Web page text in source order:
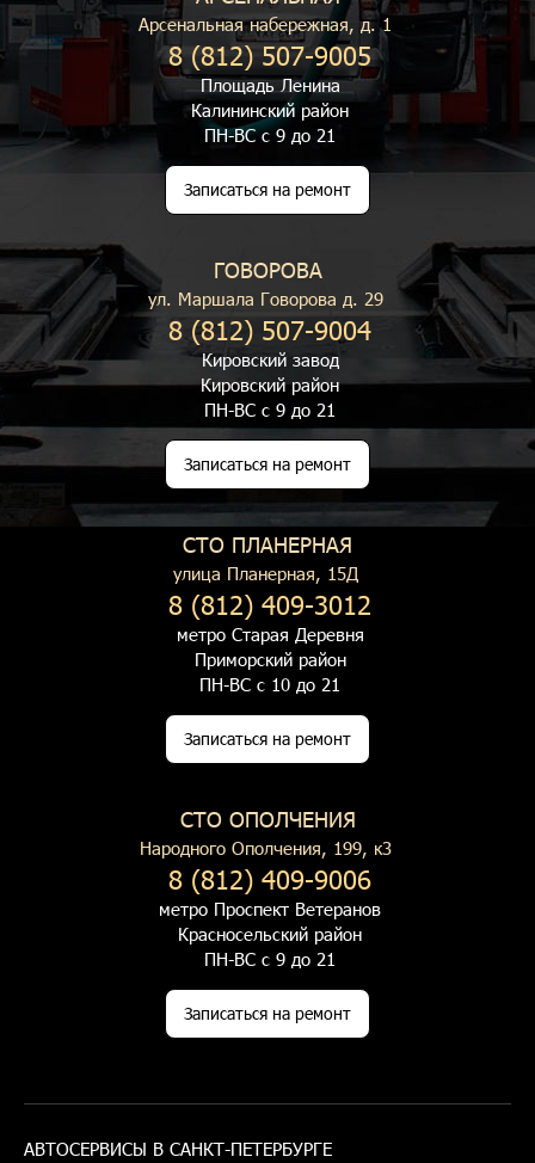
Арсенальная набережная, д. 1
8 (812) 507-9005
Площадь Ленина
Калининский район
ПН-ВС с 9 до 21
Записаться на ремонт
ГОВОРОВА
ул. Маршала Говорова д. 29
8 (812) 507-9004
Кировский завод
Кировский район
ПН-ВС с 9 до 21
Записаться на ремонт
СТО ПЛАНЕРНАЯ
улица Планерная, 15Д
8 (812) 409-3012
метро Старая Деревня
Приморский район
ПН-ВС с 10 до 21
Записаться на ремонт
СТО ОПОЛЧЕНИЯ
Народного Ополчения, 199, к3
8 (812) 409-9006
метро Проспект Ветеранов
Красносельский район
ПН-ВС с 9 до 21
Записаться на ремонт
АВТОСЕРВИСЫ В САНКТ-ПЕТЕРБУРГЕ